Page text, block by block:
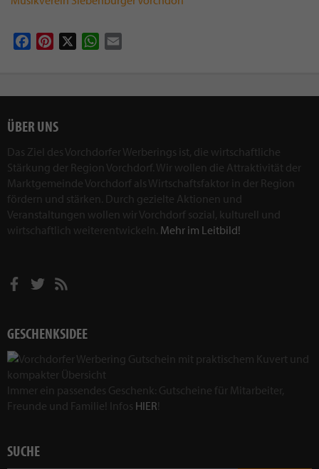
FacebookPinterest WhatsApp
ÜBER UNS
Das Ziel des Vorchdorfer Werberings ist, die wirtschaftliche
Stärkung der Region Vorchdorf. Wir wollen die Attraktivität der
Marktgemeinde Vorchdorf als Wirtschaftsfaktor in der Region
fördern und stärken. Durch gezielte Aktionen und
Veranstaltungen wollen wir Vorchdorf sozial, kulturell und
wirtschaftlich weiterentwickeln. Mehr im Leitbild!
GESCHENKSIDEE
Immer ein passendes Geschenk: Gutscheine für Mitarbeiter,
Freunde und Familie! Infos HIER!
SUCHE